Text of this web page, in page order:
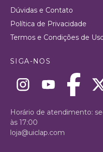
Dúvidas e Contato
Política de Privacidade
Termos e Condições de
SIGA-NOS
Horário de atendimento:
às 17:00
loja@uiclap.com